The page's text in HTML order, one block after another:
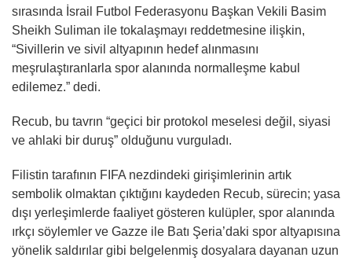
sırasında İsrail Futbol Federasyonu Başkan Vekili Basim
Sheikh Suliman ile tokalaşmayı reddetmesine ilişkin,
“Sivillerin ve sivil altyapının hedef alınmasını
meşrulaştıranlarla spor alanında normalleşme kabul
edilemez.” dedi.
Recub, bu tavrın “geçici bir protokol meselesi değil, siyasi
ve ahlaki bir duruş” olduğunu vurguladı.
Filistin tarafının FIFA nezdindeki girişimlerinin artık
sembolik olmaktan çıktığını kaydeden Recub, sürecin; yasa
dışı yerleşimlerde faaliyet gösteren kulüpler, spor alanında
ırkçı söylemler ve Gazze ile Batı Şeria’daki spor altyapısına
yönelik saldırılar gibi belgelenmiş dosyalara dayanan uzun